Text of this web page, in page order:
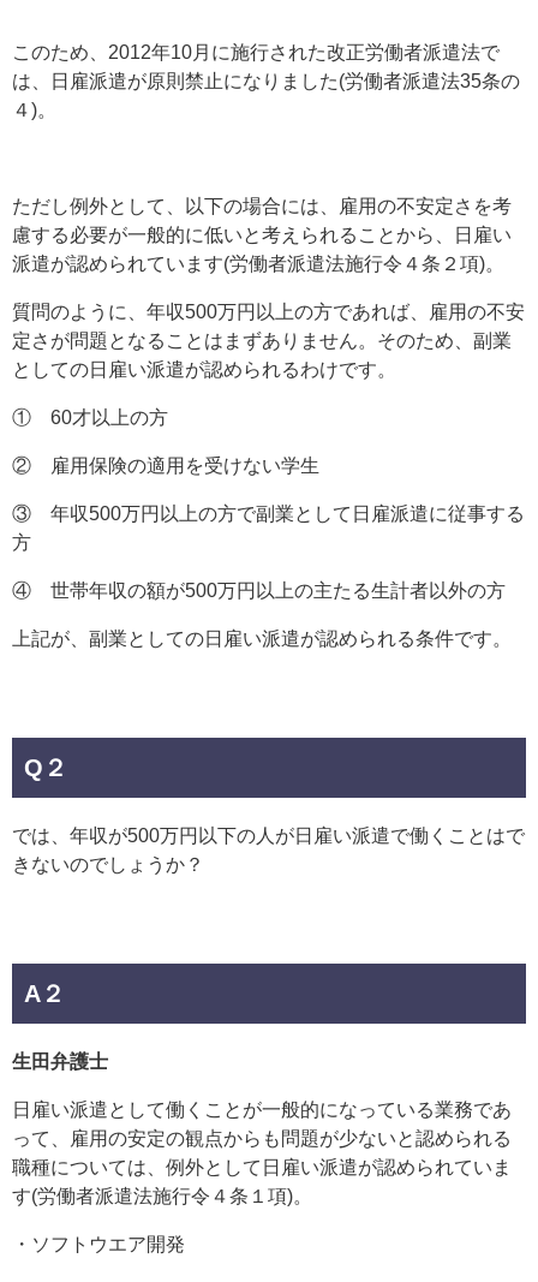
このため、2012年10月に施行された改正労働者派遣法で
は、日雇派遣が原則禁止になりました(労働者派遣法35条の
４)。
ただし例外として、以下の場合には、雇用の不安定さを考
慮する必要が一般的に低いと考えられることから、日雇い
派遣が認められています(労働者派遣法施行令４条２項)。
質問のように、年収500万円以上の方であれば、雇用の不安
定さが問題となることはまずありません。そのため、副業
としての日雇い派遣が認められるわけです。
① 60才以上の方
② 雇用保険の適用を受けない学生
③ 年収500万円以上の方で副業として日雇派遣に従事する
方
④ 世帯年収の額が500万円以上の主たる生計者以外の方
上記が、副業としての日雇い派遣が認められる条件です。
Q２
では、年収が500万円以下の人が日雇い派遣で働くことはで
きないのでしょうか？
A２
生田弁護士
日雇い派遣として働くことが一般的になっている業務であ
って、雇用の安定の観点からも問題が少ないと認められる
職種については、例外として日雇い派遣が認められていま
す(労働者派遣法施行令４条１項)。
・ソフトウエア開発